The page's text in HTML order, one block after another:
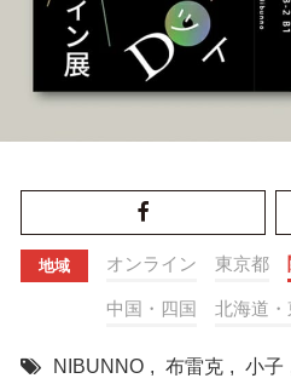
地域 オンライン 東京都
中国・四国 北海道・
NIBUNNO , 布雷克 , 小子